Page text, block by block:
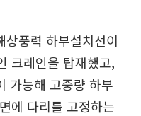
풍력 하부설치선이
크레인을 탑재했고,
가능해 고중량 하부
에 다리를 고정하는